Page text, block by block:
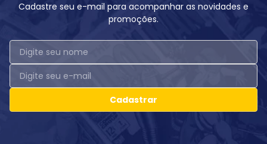
Cadastre seu e-mail para acompanhar as novidades e
promoções.
Cadastrar